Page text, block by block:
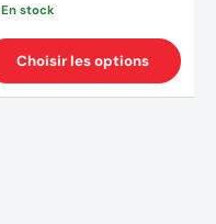
En stock
Choisir les options